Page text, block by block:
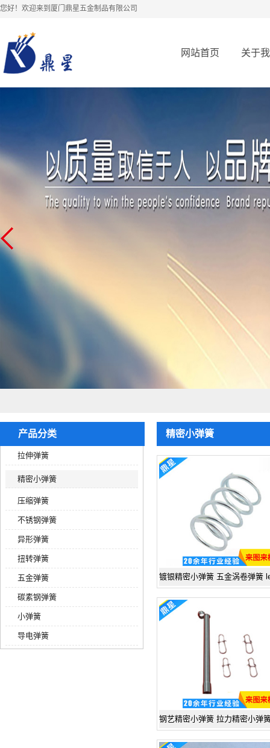
您好！欢迎来到厦门鼎星五金制品有限公司
网站首页 关于
产品分类
拉伸弹簧
精密小弹簧
压缩弹簧
不锈钢弹簧
异形弹簧
扭转弹簧
五金弹簧
碳素钢弹簧
小弹簧
导电弹簧
精密小弹簧